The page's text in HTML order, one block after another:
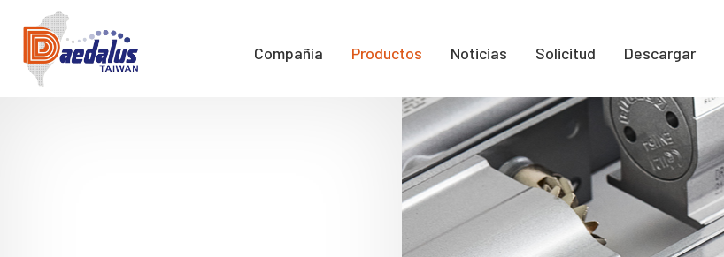
Compañía Productos Noticias Solicitud Descargar